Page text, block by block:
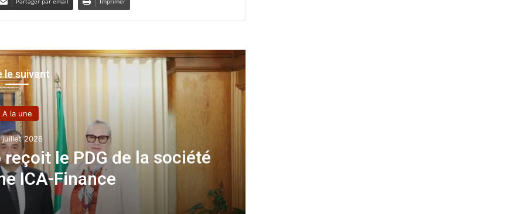
le suivant
A la une
2024
reçoit le Secrétaire
du Traité d’interdiction
nucléaires